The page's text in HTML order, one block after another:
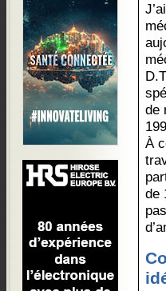
de
À
de